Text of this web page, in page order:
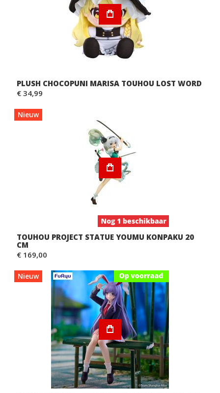
PLUSH CHOCOPUNI MARISA TOUHOU LOST WORD
€ 34,99
Nieuw
TOUHOU PROJECT STATUE YOUMU KONPAKU 20
CM
€ 169,00
Nieuw